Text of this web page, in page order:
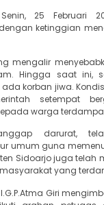
25 Februari
ketinggian
mengalir
Hingga saat ini,
korban jiwa.
setempat
warga
darurat,
umum guna
Sidoarjo juga
yang
Giri